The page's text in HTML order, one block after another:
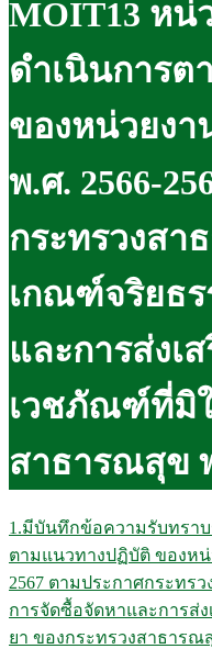
MOIT13 หน่
ดำเนินการ
ของหน่วยง
พ.ศ. 2566-
กระทรวงสา
เกณฑ์จริยธ
และการส่งเ
เวชภัณฑ์ที่มิ
สาธารณสุข
1.มีบันทึกข้อความรับทราบ
ตามแนวทางปฏิบัติ ของหน่
2567 ตามประกาศกระทร
การจัดซื้อจัดหาและการส่
ยา ของกระทรวงสาธารณ